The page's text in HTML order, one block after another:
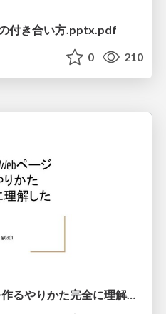
付き合い方.pptx.pdf
0 210
designからWebページを作るやりかた完全に理解した.pdf